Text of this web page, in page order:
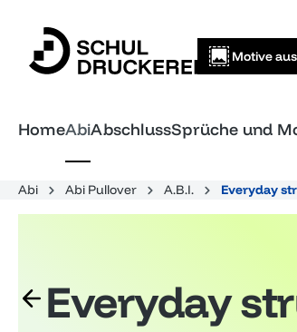
Motive
HomeAbiAbschlussSprüche und
Abi Abi Pullover A.B.I. Everyday
Everyday